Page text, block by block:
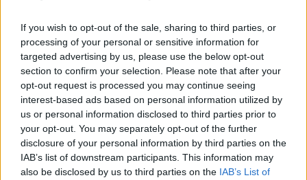
If you wish to opt-out of the sale, sharing to third parties, or
processing of your personal or sensitive information for
targeted advertising by us, please use the below opt-out
section to confirm your selection. Please note that after your
opt-out request is processed you may continue seeing
interest-based ads based on personal information utilized by
us or personal information disclosed to third parties prior to
your opt-out. You may separately opt-out of the further
disclosure of your personal information by third parties on the
IAB’s list of downstream participants. This information may
also be disclosed by us to third parties on the IAB’s List of
olajvállalatára. Csakhogy a MAORT amerikai ...